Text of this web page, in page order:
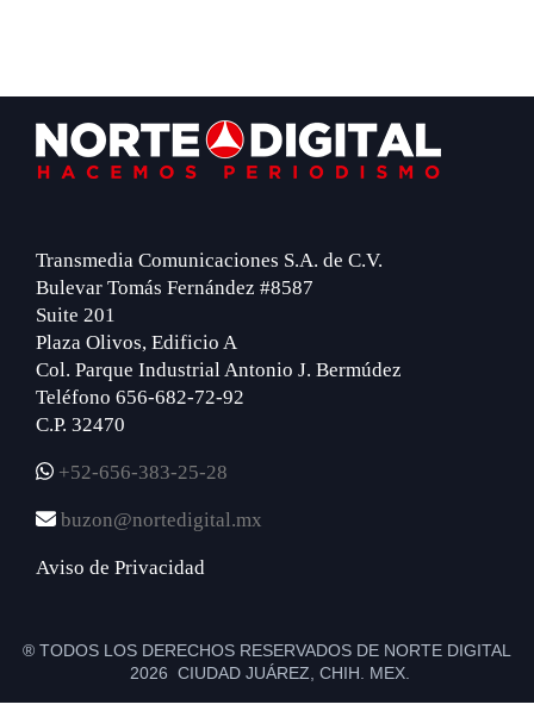
Footer
Transmedia Comunicaciones S.A. de C.V.
Bulevar Tomás Fernández #8587
Suite 201
Plaza Olivos, Edificio A
Col. Parque Industrial Antonio J. Bermúdez
Teléfono 656-682-72-92
C.P. 32470
+52-656-383-25-28
buzon@nortedigital.mx
Aviso de Privacidad
® TODOS LOS DERECHOS RESERVADOS DE NORTE DIGITAL
2026 CIUDAD JUÁREZ, CHIH. MEX.